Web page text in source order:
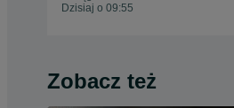
Dzisiaj o 09:55
Zobacz też